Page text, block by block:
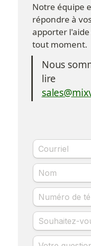
Notre équipe
répondre à
apporter
tout moment.
Nous
lire